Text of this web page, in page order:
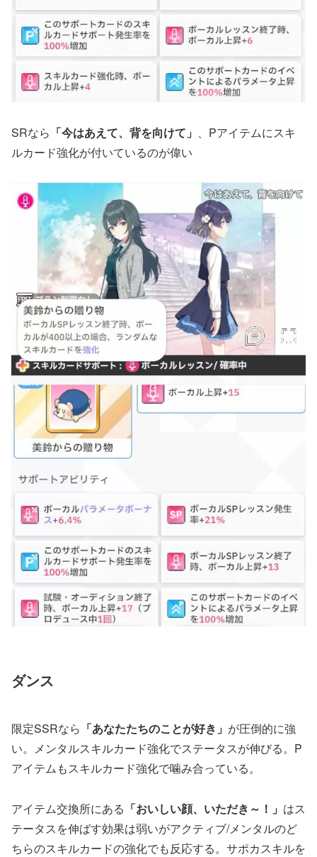
SRなら 「今はあえて、背を向けて」 、Pアイテムにスキ
ルカード強化が付いているのが偉い
ダンス
限定SSRなら 「あなたたちのことが好き」 が圧倒的に強
い。メンタルスキルカード強化でステータスが伸びる。P
アイテムもスキルカード強化で噛み合っている。
アイテム交換所にある 「おいしい顔、いただき～！」 はス
テータスを伸ばす効果は弱いがアクティブ/メンタルのど
ちらのスキルカードの強化でも反応する。サポカスキルを